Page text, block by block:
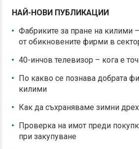
НАЙ-НОВИ ПУБЛИКАЦИИ
Фабриките за пране на килими
от обикновените фирми в
40-инчов телевизор – кога е
По какво се познава добрата
килими
Как да съхраняваме зимни
Проверка на имот преди
при закупуване